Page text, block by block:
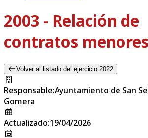
2003 - Relación de
contratos menores
Volver al listado del ejercicio 2022
Responsable:Ayuntamiento de San
Gomera
Actualizado:19/04/2026